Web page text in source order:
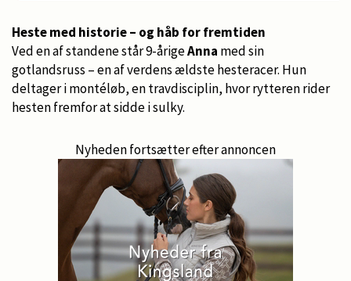
Heste med historie – og håb for fremtiden
Ved en af standene står 9-årigeAnna med sin
gotlandsruss – en af verdens ældste hesteracer. Hun
deltager i montéløb, en travdisciplin, hvor rytteren rider
hesten fremfor at sidde i sulky.
Nyheden fortsætter efter annoncen